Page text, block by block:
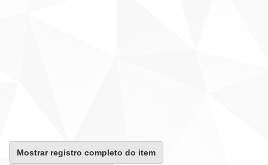
Mostrar registro completo do item